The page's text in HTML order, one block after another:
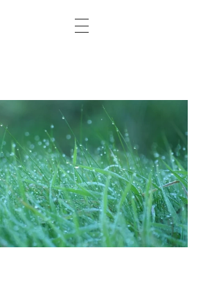
Abonos Conde